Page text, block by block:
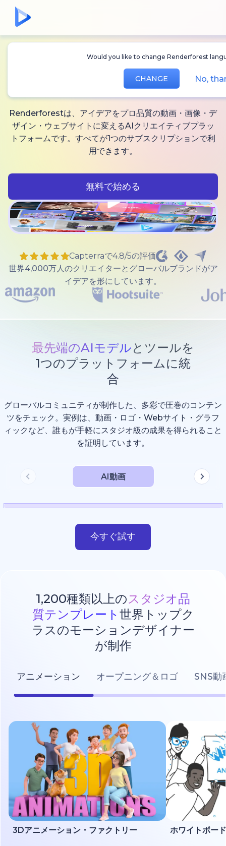
Would you like to change Renderforest
CHANGE No,
無制限に作れるAI動
画像と音声
Renderforestは、アイデアをプロ品質の動画・画像・デ
ザイン・ウェブサイトに変えるAIクリエイティブプラッ
トフォームです。すべてが1つのサブスクリプションで利
用できます。
無料で始める
Capterraで4.8/5の評価
世界4,000万人のクリエイターとグローバルブランドがア
イデアを形にしています。
最先端のAIモデルとツールを
1つのプラットフォームに統
合
グローバルコミュニティが制作した、多彩で圧巻のコンテン
ツをチェック。実例は、動画・ロゴ・Webサイト・グラフ
ィックなど、誰もが手軽にスタジオ級の成果を得られること
を証明しています。
AI動画
今すぐ試す
1,200種類以上のスタジオ品
質テンプレート 世界トップク
ラスのモーションデザイナー
が制作
アニメーション オープニング＆ロゴ SNS動
3Dアニメーション・ファクトリー